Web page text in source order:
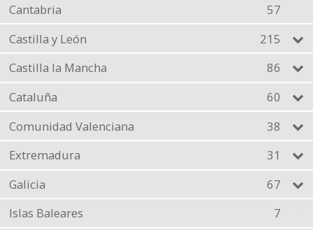
Cantabria
57
Castilla y León
215
Castilla la Mancha
86
Cataluña
60
Comunidad Valenciana
38
Extremadura
31
Galicia
67
Islas Baleares
7